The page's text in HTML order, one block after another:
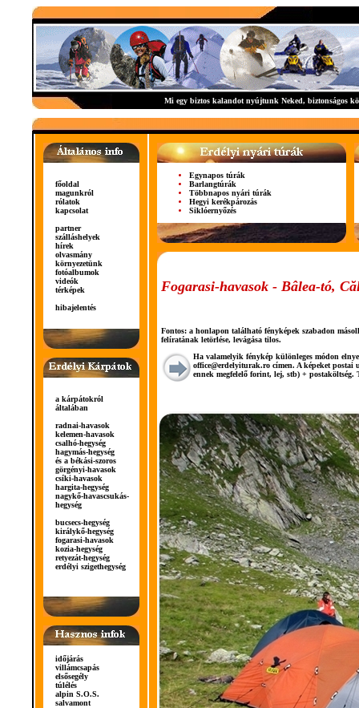
Mi egy biztos kalandot nyújtunk Neked, biztonságos
főoldal
magunkról
rólatok
kapcsolat
partner
szálláshelyek
hírek
olvasmány
környezetünk
fotóalbumok
videók
térképek
hibajelentés
a kárpátokról
általában
radnai-havasok
kelemen-havasok
csalhó-hegység
hagymás-hegység
és a békási-szoros
görgényi-havasok
csíki-havasok
hargita-hegység
nagykő-havascsukás-
hegység
bucsecs-hegység
királykő-hegység
fogarasi-havasok
kozia-hegység
retyezát-hegység
erdélyi szigethegység
időjárás
villámcsapás
elsősegély
túlélés
alpin S.O.S.
salvamont
Egynapos túrák
Barlangtúrák
Többnapos nyári túrák
Hegyi kerékpározás
Siklóernyőzés
Fogarasi-havasok - Bâlea-tó,
Fontos: a honlapon található fényképek szabadon
felíratának letörlése, levágása tilos.
Ha valamelyik fénykép különleges módon
office@erdelyiturak.ro címen. A képeket postai
ennek megfelelő forint, lej, stb) + postaköltség.